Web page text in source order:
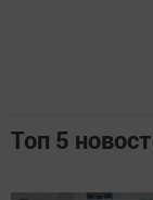
Топ 5